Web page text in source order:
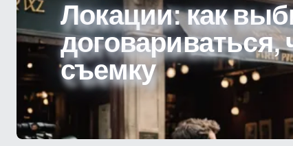
Локации: как
съемку